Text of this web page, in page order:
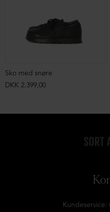
Sko med snøre
DKK 2.399,00
Kundeservice: